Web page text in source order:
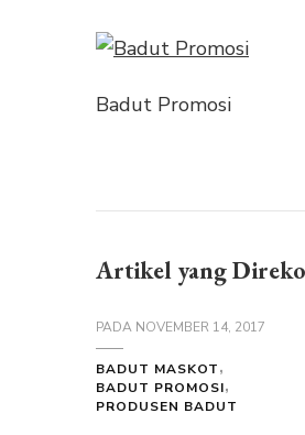
Badut Promosi
Artikel yang
PADA NOVEMBER 14, 2017
BADUT MASKOT
BADUT PROMOSI
PRODUSEN BADUT